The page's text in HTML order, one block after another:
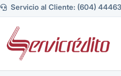
Servicio al Cliente: (604)